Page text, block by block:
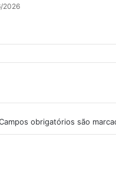
2026
obrigatórios são